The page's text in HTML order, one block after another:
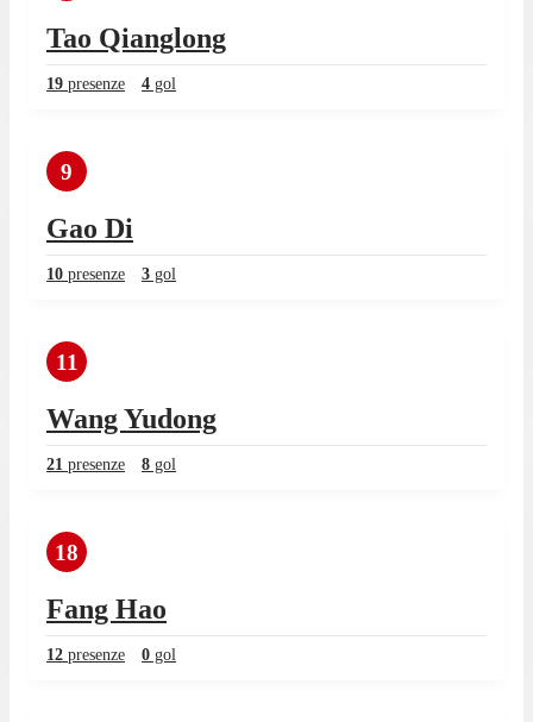
Tao Qianglong
19 presenze 4 gol
9
Gao Di
10 presenze 3 gol
11
Wang Yudong
21 presenze 8 gol
18
Fang Hao
12 presenze 0 gol